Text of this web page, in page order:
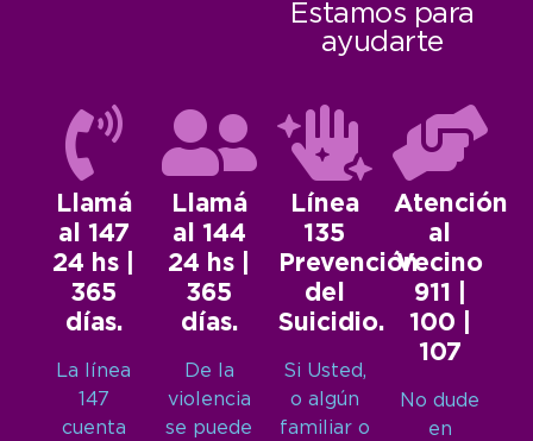
Estamos para
ayudarte
Llamá
al 147
24 hs |
365
días.
La línea
147
cuenta
Llamá
al 144
24 hs |
365
días.
De la
violencia
se puede
Línea
135
Prevención
del
Suicidio.
Si Usted,
o algún
familiar o
Atención
al
Vecino
911 |
100 |
107
No dude
en